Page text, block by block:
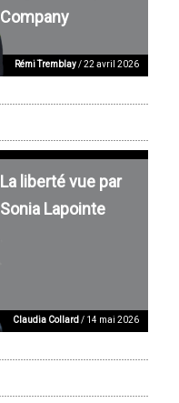
Company
Rémi Tremblay/ 22 avril 2026
La liberté vue par
Sonia Lapointe
Claudia Collard/ 14 mai 2026